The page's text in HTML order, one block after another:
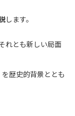
します。
れとも新しい局面
歴史的背景ととも